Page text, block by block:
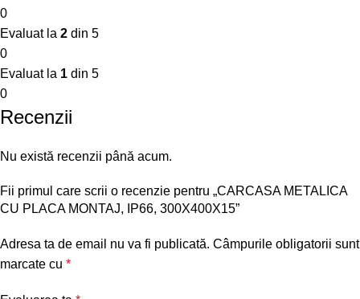
0
Evaluat la 2 din 5
0
Evaluat la 1 din 5
0
Recenzii
Nu există recenzii până acum.
Fii primul care scrii o recenzie pentru „CARCASA METALICA
CU PLACA MONTAJ, IP66, 300X400X15”
Adresa ta de email nu va fi publicată. Câmpurile obligatorii sunt
marcate cu *